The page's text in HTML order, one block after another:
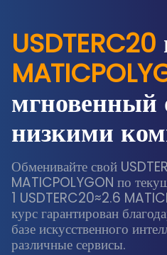
USDTERC20
мгновенный
низкими
Обменивайте свой
MATICPOLYGON по
1 USDTERC20≈2.6
курс гарантирован
базе искусственного
различные сервисы.